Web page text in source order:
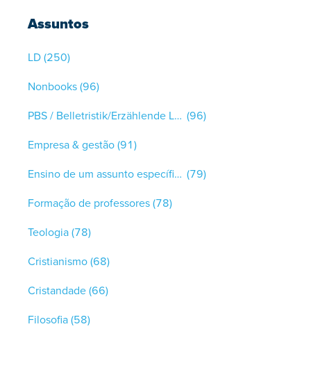
Assuntos
LD(250)
Nonbooks(96)
PBS / Belletristik/Erzählende Literatur (96)
Empresa & gestão(91)
Ensino de um assunto específico (79)
Formação de professores(78)
Teologia(78)
Cristianismo(68)
Cristandade(66)
Filosofia(58)